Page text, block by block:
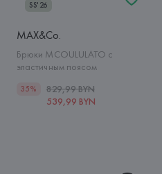
SS'26
MAX&Co.
Брюки MCOULULATO с
эластичным поясом
35%
829,99 BYN
539,99 BYN